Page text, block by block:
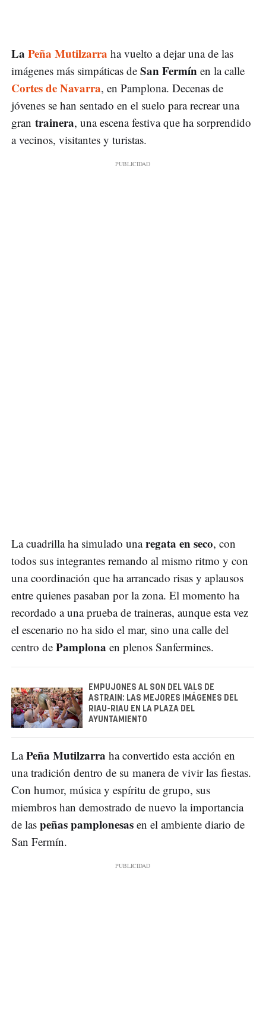
La Peña Mutilzarra ha vuelto a dejar una de las
imágenes más simpáticas de San Fermín en la calle
Cortes de Navarra, en Pamplona. Decenas de
jóvenes se han sentado en el suelo para recrear una
gran trainera, una escena festiva que ha sorprendido
a vecinos, visitantes y turistas.
La cuadrilla ha simulado unaregata en seco, con
todos sus integrantes remando al mismo ritmo y con
una coordinación que ha arrancado risas y aplausos
entre quienes pasaban por la zona. El momento ha
recordado a una prueba de traineras, aunque esta vez
el escenario no ha sido el mar, sino una calle del
centro de Pamplona en plenos Sanfermines.
EMPUJONES AL SON DEL VALS DE
ASTRAIN: LAS MEJORES IMÁGENES DEL
RIAU-RIAU EN LA PLAZA DEL
AYUNTAMIENTO
LaPeña Mutilzarra ha convertido esta acción en
una tradición dentro de su manera de vivir las fiestas.
Con humor, música y espíritu de grupo, sus
miembros han demostrado de nuevo la importancia
de las peñas pamplonesas en el ambiente diario de
San Fermín.